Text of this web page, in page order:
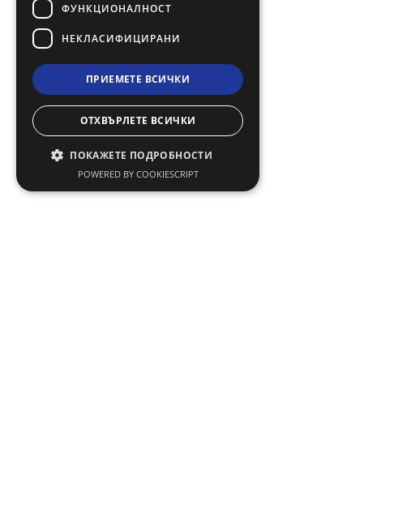
ФУНКЦИОНАЛНОСТ
НЕКЛАСИФИЦИРАНИ
ПРИЕМЕТЕ ВСИЧКИ
ОТХВЪРЛЕТЕ ВСИЧКИ
ПОКАЖЕТЕ ПОДРОБНОСТИ
POWERED BY COOKIESCRIPT